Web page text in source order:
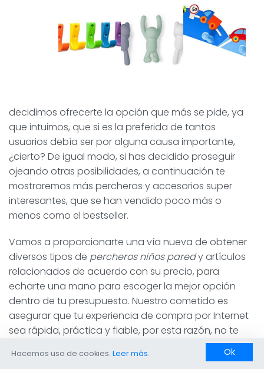
decidimos ofrecerte la opción que más se pide, ya
que intuimos, que si es la preferida de tantos
usuarios debía ser por alguna causa importante,
¿cierto? De igual modo, si has decidido proseguir
ojeando otras posibilidades, a continuación te
mostraremos más percheros y accesorios super
interesantes, que se han vendido poco más o
menos como el bestseller.
Vamos a proporcionarte una vía nueva de obtener
diversos tipos de percheros niños paredy artículos
relacionados de acuerdo con su precio, para
echarte una mano para escoger la mejor opción
dentro de tu presupuesto. Nuestro cometido es
asegurar que tu experiencia de compra por Internet
sea rápida, práctica y fiable, por esta razón, no te
preocupes, ya que los modelos sugeridos han
pasado nuestro examen de confianza.
Hacemos uso de cookies. Leer más. Ok